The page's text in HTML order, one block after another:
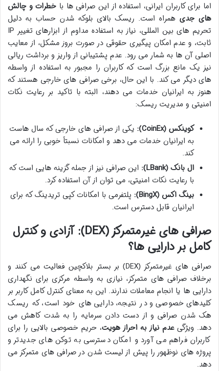
اما برای کاربران ایرانی، استفاده از این صرافی ها با خطرات و چالش
های جدی همراه است. ریسک بالای بلوکه شدن حساب به دلیل
تحریم های بین المللی، نیاز به استفاده مداوم از ابزارهای تغییر IP
ثابت، و عدم امکان پیگیری حقوقی در صورت بروز مشکل، از معایب
اصلی آن ها به شمار می رود. عدم پشتیبانی از واریز و برداشت ریالی
نیز یک مانع بزرگ است که کاربران را مجبور به استفاده از واسطه
های دیگر می کند. با این حال، برخی صرافی های خارجی هستند که
هنوز به ایرانیان خدمات می دهند، البته با تاکید بر رعایت نکات
امنیتی و مدیریت ریسک:
کوینکس (CoinEx):
یکی از صرافی های خارجی که سال هاست
به ایرانیان خدمات می دهد و امکانات نسبتاً خوبی را ارائه می
کند.
ال بانک (LBank):
این صرافی نیز از جمله گزینه هایی است که
با رعایت نکات امنیتی، می توان از آن استفاده کرد.
بینگ اکس (BingX):
پلتفرمی با امکانات کپی تریدینگ که برای
ایرانیان قابل دسترس است.
صرافی های غیرمتمرکز (DEX): آزادی و کنترل
کامل بر دارایی ها؟
صرافی های غیرمتمرکز (DEX) بر بستر بلاکچین فعالیت می کنند و
برخلاف صرافی های متمرکز، نیازی به واسطه مرکزی برای نگهداری
دارایی ها یا انجام معاملات ندارند. این به معنای کنترل کامل کاربر بر
کلیدهای خصوصی و در نتیجه، دارایی های خود است، که ریسک
هک شدن صرافی و از دست دادن سرمایه را به شدت کاهش می
دهد. ویژگیعدم نیاز به احراز هویت، حریم خصوصی بالایی را برای
کاربران فراهم می آورد و امکان دسترسی به توکن های جدیدتر و
پروژه های نوظهور را پیش از لیست شدن در صرافی های متمرکز می
دهد.